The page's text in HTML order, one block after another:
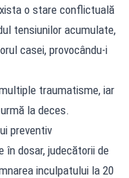
o stare conflictuală
tensiunilor acumulate,
casei, provocându-i
traumatisme, iar
la deces.
preventiv
în dosar, judecătorii de
inculpatului la 20